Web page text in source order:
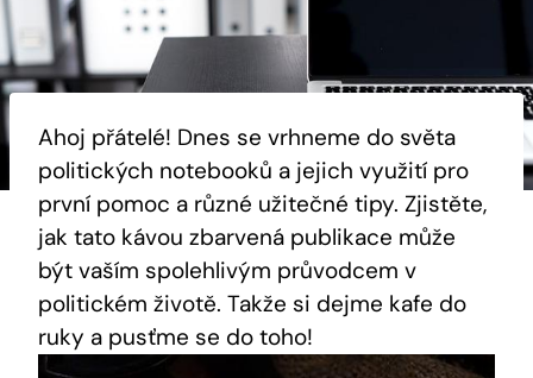
Ahoj přátelé! Dnes se vrhneme do světa
politických notebooků a jejich využití pro
první pomoc a různé užitečné tipy. Zjistěte,
jak tato kávou zbarvená publikace může
být vaším spolehlivým průvodcem v
politickém životě. Takže si dejme kafe do
ruky a pusťme se do toho!